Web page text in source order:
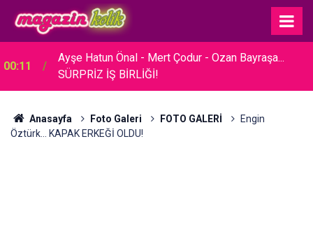
23:30 Hare Sürel... SADE BİR TÖRENLE EVLENDİ!
Anasayfa Foto Galeri FOTO GALERİ
Engin
Öztürk... KAPAK ERKEĞİ OLDU!